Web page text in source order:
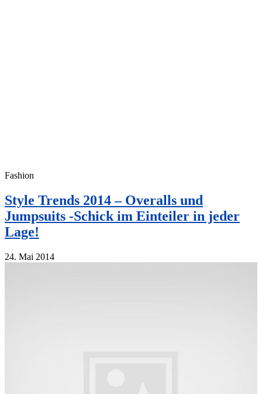
Fashion
Style Trends 2014 – Overalls und
Jumpsuits -Schick im Einteiler in jeder
Lage!
24. Mai 2014